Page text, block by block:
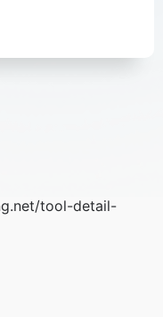
tool-detail-